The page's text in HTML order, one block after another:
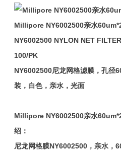
Millipore NY6002500亲水
NY6002500 NYLON NET
100/PK
NY6002500尼龙网格滤膜，孔径
装，白色，亲水，光面
Millipore NY6002500亲水
绍：
尼龙网格膜NY6002500，亲水，